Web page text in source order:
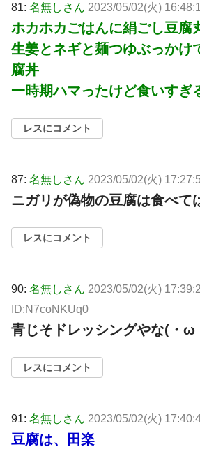
81: 名無しさん 2023/05/02(火)
ホカホカごはんに絹ごし豆腐
生姜とネギと麺つゆぶっかけ
腐丼
一時期ハマったけど食いすぎ
レスにコメント
87: 名無しさん 2023/05/02(火)
ニガリが偽物の豆腐は食べて
レスにコメント
90: 名無しさん 2023/05/02(火)
ID:N7coNKUq0
青じそドレッシングやな(・ω
レスにコメント
91: 名無しさん 2023/05/02(火)
豆腐は、田楽